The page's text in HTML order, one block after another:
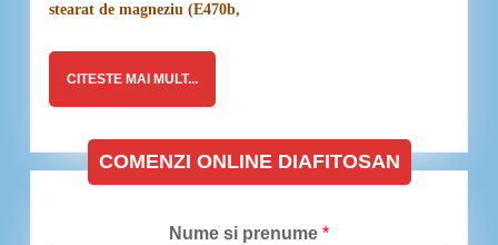
stearat de magneziu (E470b,
CITESTE MAI MULT...CITESTE
COMENZI ONLINE DIAFITOSAN
Nume si prenume *